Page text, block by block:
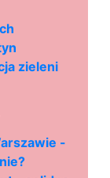
zieleni
-